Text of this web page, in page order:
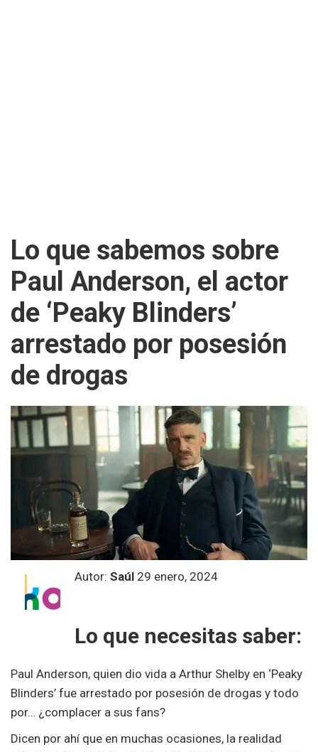
Lo que sabemos sobre
Paul Anderson, el actor
de ‘Peaky Blinders’
arrestado por posesión
de drogas
Autor: Saúl 29 enero, 2024
Lo que necesitas saber:
Paul Anderson, quien dio vida a Arthur Shelby en ‘Peaky
Blinders’ fue arrestado por posesión de drogas y todo
por… ¿complacer a sus fans?
Dicen por ahí que en muchas ocasiones, la realidad